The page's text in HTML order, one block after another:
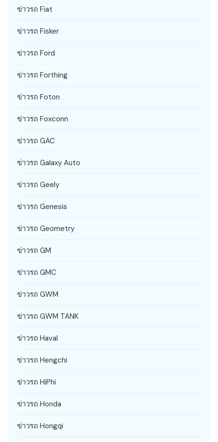
ข่าวรถ Fiat
ข่าวรถ Fisker
ข่าวรถ Ford
ข่าวรถ Forthing
ข่าวรถ Foton
ข่าวรถ Foxconn
ข่าวรถ GAC
ข่าวรถ Galaxy Auto
ข่าวรถ Geely
ข่าวรถ Genesis
ข่าวรถ Geometry
ข่าวรถ GM
ข่าวรถ GMC
ข่าวรถ GWM
ข่าวรถ GWM TANK
ข่าวรถ Haval
ข่าวรถ Hengchi
ข่าวรถ HiPhi
ข่าวรถ Honda
ข่าวรถ Hongqi